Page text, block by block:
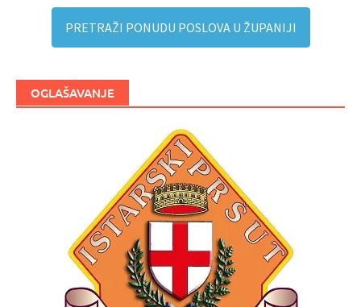
PRETRAŽI PONUDU POSLOVA U ŽUPANIJI
OGLAŠAVANJE